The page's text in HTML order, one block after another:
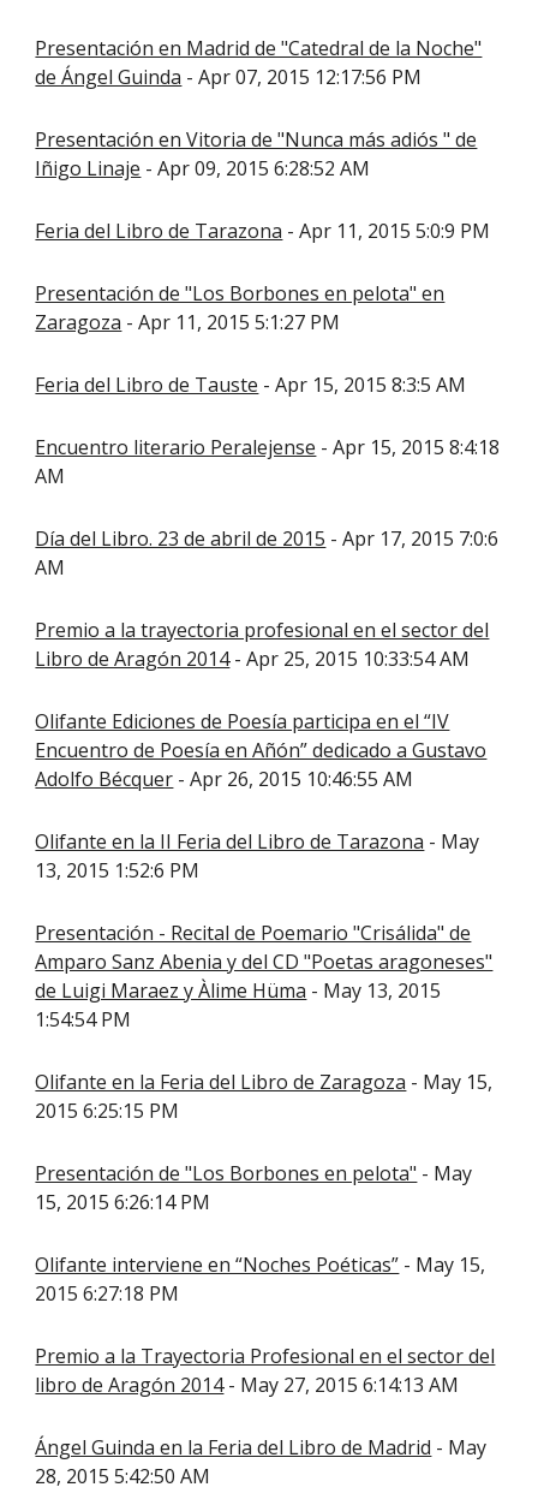
Presentación en Madrid de "Catedral de la Noche"
de Ángel Guinda - Apr 07, 2015 12:17:56 PM
Presentación en Vitoria de "Nunca más adiós " de
Iñigo Linaje - Apr 09, 2015 6:28:52 AM
Feria del Libro de Tarazona - Apr 11, 2015 5:0:9 PM
Presentación de "Los Borbones en pelota" en
Zaragoza - Apr 11, 2015 5:1:27 PM
Feria del Libro de Tauste - Apr 15, 2015 8:3:5 AM
Encuentro literario Peralejense - Apr 15, 2015 8:4:18
AM
Día del Libro. 23 de abril de 2015 - Apr 17, 2015 7:0:6
AM
Premio a la trayectoria profesional en el sector del
Libro de Aragón 2014- Apr 25, 2015 10:33:54 AM
Olifante Ediciones de Poesía participa en el “IV
Encuentro de Poesía en Añón” dedicado a Gustavo
Adolfo Bécquer - Apr 26, 2015 10:46:55 AM
Olifante en la II Feria del Libro de Tarazona - May
13, 2015 1:52:6 PM
Presentación - Recital de Poemario "Crisálida" de
Amparo Sanz Abenia y del CD "Poetas aragoneses"
de Luigi Maraez y Àlime Hüma - May 13, 2015
1:54:54 PM
Olifante en la Feria del Libro de Zaragoza - May 15,
2015 6:25:15 PM
Presentación de "Los Borbones en pelota" - May
15, 2015 6:26:14 PM
Olifante interviene en “Noches Poéticas” - May 15,
2015 6:27:18 PM
Premio a la Trayectoria Profesional en el sector del
libro de Aragón 2014- May 27, 2015 6:14:13 AM
Ángel Guinda en la Feria del Libro de Madrid - May
28, 2015 5:42:50 AM